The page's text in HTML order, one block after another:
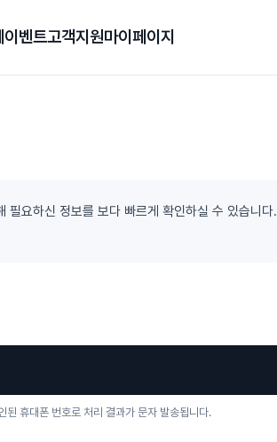
이벤트고객지원마이페이지
필요하신 정보를 보다 빠르게 확인하실 수 있습니다.
된 휴대폰 번호로 처리 결과가 문자 발송됩니다.